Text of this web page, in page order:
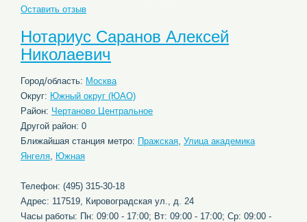
Оставить отзыв
Нотариус Саранов Алексей
Николаевич
Город/область: Москва
Округ: Южный округ (ЮАО)
Район: Чертаново Центральное
Другой район: 0
Ближайшая станция метро: Пражская, Улица академика
Янгеля, Южная
Телефон: (495) 315-30-18
Адрес: 117519, Кировоградская ул., д. 24
Часы работы: Пн: 09:00 - 17:00; Вт: 09:00 - 17:00; Ср: 09:00 -